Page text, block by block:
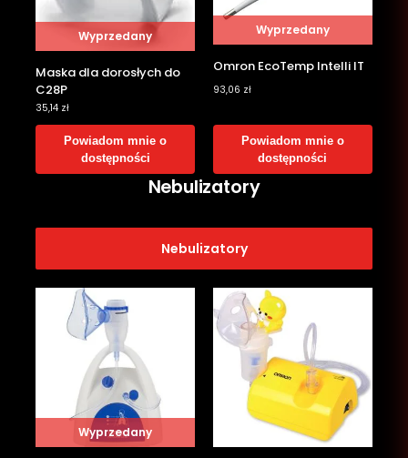
Wyprzedany
Maska dla dorosłych do
C28P
35,14 zł
Powiadom mnie o
dostępności
Wyprzedany
Omron EcoTemp Intelli IT
93,06 zł
Powiadom mnie o
dostępności
Nebulizatory
Nebulizatory
Wyprzedany